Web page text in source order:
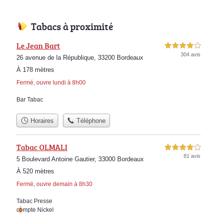
Tabacs à proximité
Le Jean Bart
26 avenue de la République, 33200 Bordeaux
À 178 mètres
Fermé, ouvre lundi à 8h00
4,0 étoiles sur 5
304 avis
Bar Tabac
Horaires Téléphone
Tabac OLMALI
5 Boulevard Antoine Gautier, 33000 Bordeaux
À 520 mètres
Fermé, ouvre demain à 8h30
4,0 étoiles sur 5
81 avis
Tabac Presse
compte Nickel